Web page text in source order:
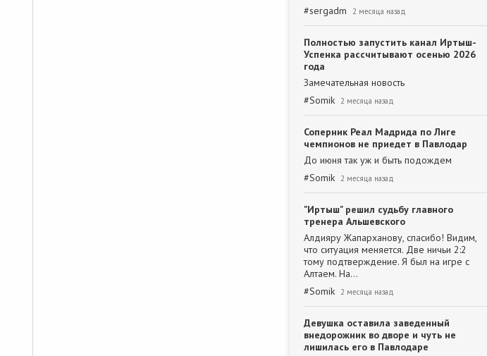
#sergadm 2 месяца назад
Полностью запустить канал Иртыш-
Успенка рассчитывают осенью 2026
года
Замечательная новость
#Somik 2 месяца назад
Соперник Реал Мадрида по Лиге
чемпионов не приедет в Павлодар
До июня так уж и быть подождем
#Somik 2 месяца назад
"Иртыш" решил судьбу главного
тренера Альшевского
Алдияру Жапарханову, спасибо! Видим,
что ситуация меняется. Две ничьи 2:2
тому подтверждение. Я был на игре с
Алтаем. На…
#Somik 2 месяца назад
Девушка оставила заведенный
внедорожник во дворе и чуть не
лишилась его в Павлодаре